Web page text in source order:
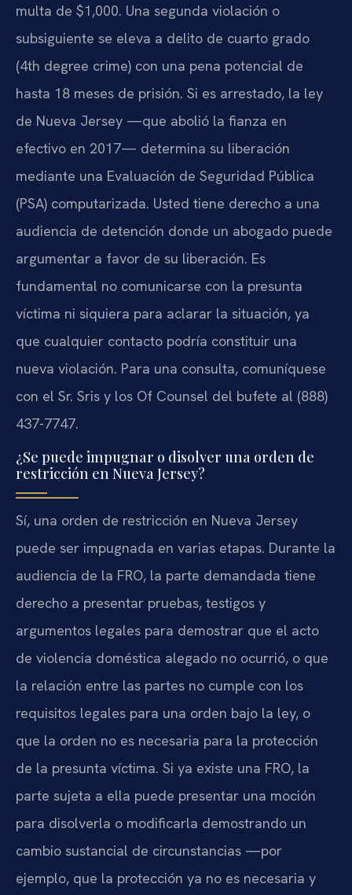
multa de $1,000. Una segunda violación o
subsiguiente se eleva a delito de cuarto grado
(4th degree crime) con una pena potencial de
hasta 18 meses de prisión. Si es arrestado, la ley
de Nueva Jersey —que abolió la fianza en
efectivo en 2017— determina su liberación
mediante una Evaluación de Seguridad Pública
(PSA) computarizada. Usted tiene derecho a una
audiencia de detención donde un abogado puede
argumentar a favor de su liberación. Es
fundamental no comunicarse con la presunta
víctima ni siquiera para aclarar la situación, ya
que cualquier contacto podría constituir una
nueva violación. Para una consulta, comuníquese
con el Sr. Sris y los Of Counsel del bufete al (888)
437-7747.
¿Se puede impugnar o disolver una orden de
restricción en Nueva Jersey?
Sí, una orden de restricción en Nueva Jersey
puede ser impugnada en varias etapas. Durante la
audiencia de la FRO, la parte demandada tiene
derecho a presentar pruebas, testigos y
argumentos legales para demostrar que el acto
de violencia doméstica alegado no ocurrió, o que
la relación entre las partes no cumple con los
requisitos legales para una orden bajo la ley, o
que la orden no es necesaria para la protección
de la presunta víctima. Si ya existe una FRO, la
parte sujeta a ella puede presentar una moción
para disolverla o modificarla demostrando un
cambio sustancial de circunstancias —por
ejemplo, que la protección ya no es necesaria y